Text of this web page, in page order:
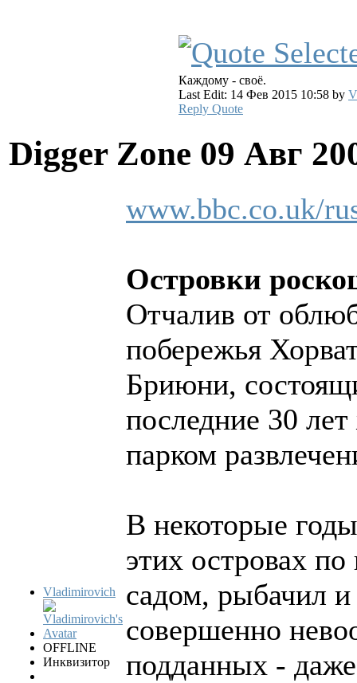
Каждому - своё.
Last Edit: 14 Фев 2015 10:58 by
Reply Quote
Digger Zone 09 Авг
Vladimirovich
OFFLINE
Инквизитор
www.bbc.co.uk/
Островки
Отчалив от
побережья
Бриюни,
последние 30
парком
В некоторые
этих островах
садом, рыбачил
совершенно
подданных -